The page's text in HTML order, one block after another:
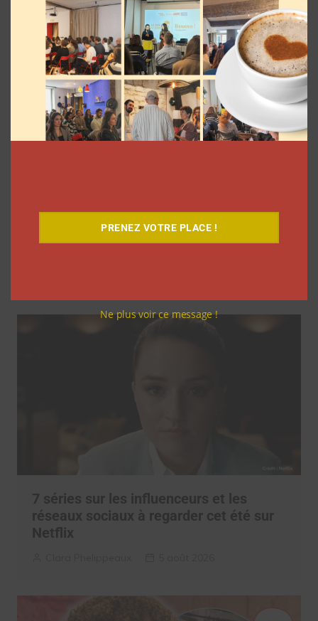
marques et créateurs de contenu avec
7 séries sur les influenceurs et les
réseaux sociaux à regarder cet été sur
Netflix
PRENEZ VOTRE PLACE !
Ne plus voir ce message !